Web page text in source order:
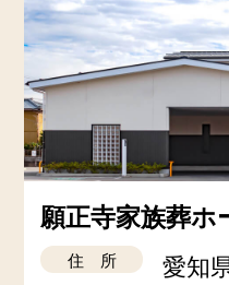
願正寺家族葬ホ
住 所
愛知